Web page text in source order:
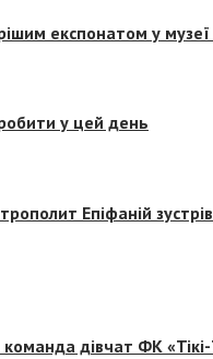
експонатом у музеї
у цей день
Епіфаній
дівчат ФК